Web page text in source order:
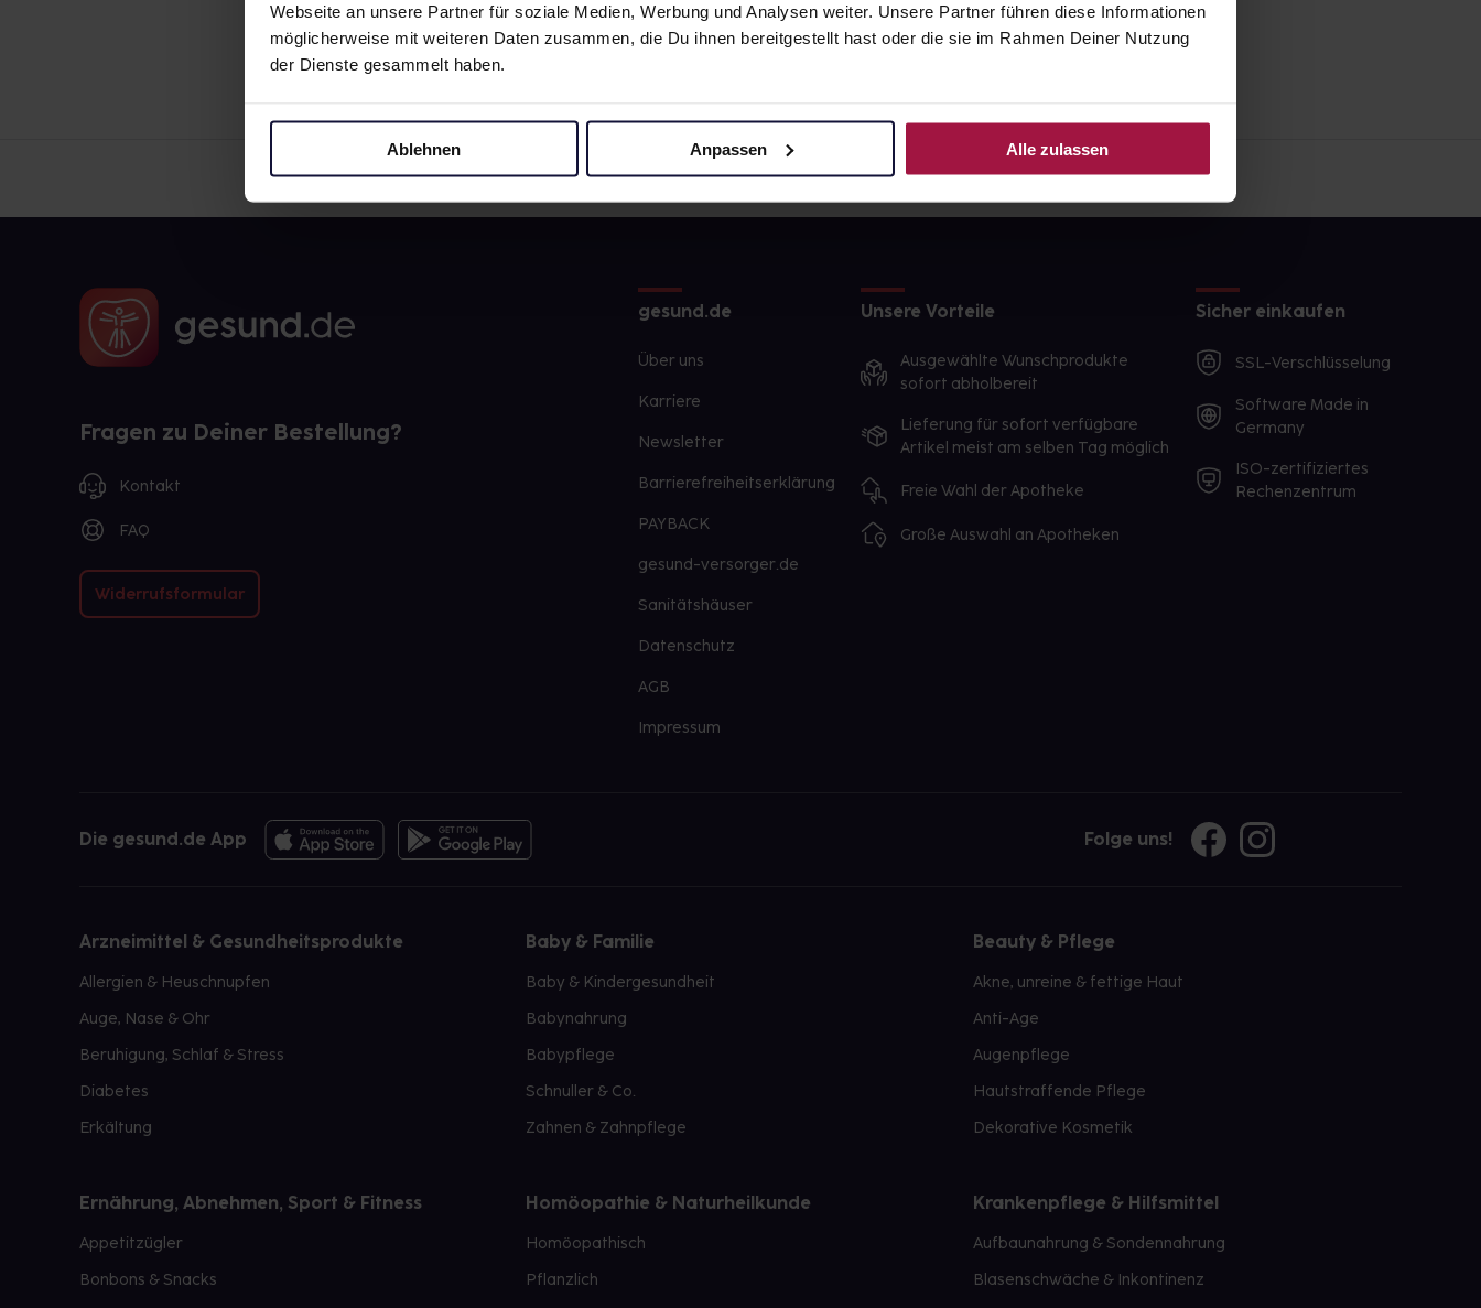
Webseite an unsere Partner für soziale Medien, Werbung und Analysen weiter. Unsere Partner führen diese Informationen
möglicherweise mit weiteren Daten zusammen, die Du ihnen bereitgestellt hast oder die sie im Rahmen Deiner Nutzung
der Dienste gesammelt haben.
Ablehnen Anpassen Alle zulassen
Fragen zu Deiner Bestellung?
Kontakt
FAQ
Widerrufsformular
gesund.de
Über uns
Karriere
Newsletter
Barrierefreiheitserklärung
PAYBACK
gesund-versorger.de
Sanitätshäuser
Datenschutz
AGB
Impressum
Unsere Vorteile
Ausgewählte Wunschprodukte
sofort abholbereit
Lieferung für sofort verfügbare
Artikel meist am selben Tag möglich
Freie Wahl der Apotheke
Große Auswahl an Apotheken
Sicher einkaufen
SSL-Verschlüsselung
Software Made in
Germany
ISO-zertifiziertes
Rechenzentrum
Die gesund.de App Folge uns!
Arzneimittel & Gesundheitsprodukte
Allergien & Heuschnupfen
Auge, Nase & Ohr
Beruhigung, Schlaf & Stress
Diabetes
Erkältung
Baby & Familie
Baby & Kindergesundheit
Babynahrung
Babypflege
Schnuller & Co.
Zahnen & Zahnpflege
Beauty & Pflege
Akne, unreine & fettige Haut
Anti-Age
Augenpflege
Hautstraffende Pflege
Dekorative Kosmetik
Ernährung, Abnehmen, Sport & Fitness
Appetitzügler
Bonbons & Snacks
Homöopathie & Naturheilkunde
Homöopathisch
Pflanzlich
Krankenpflege & Hilfsmittel
Aufbaunahrung & Sondennahrung
Blasenschwäche & Inkontinenz